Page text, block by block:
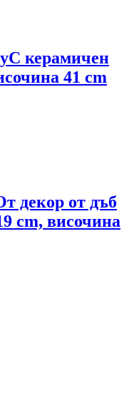
С керамичен
41 cm
декор от дъб
cm, височина